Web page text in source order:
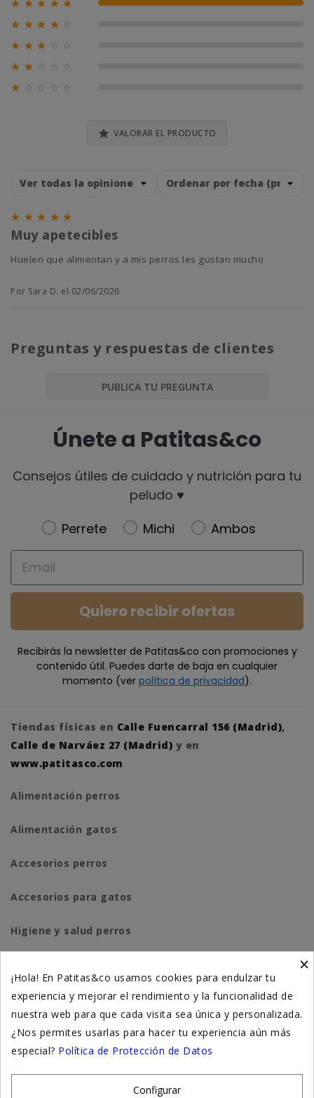
     100% (1)
   
  
 

 VALORAR EL PRODUCTO
    
Muy apetecibles
huelen que alimentan y a mis perros les gustan mucho
Por Sara D. el 02/06/2026
Preguntas y respuestas de clientes
PUBLICA TU PREGUNTA
Únete a Patitas&co
Consejos útiles de cuidado y nutrición para tu
peludo ♥️
Newsletter
Perrete Michi
Ambos
Email
Quiero recibir ofertas
Recibirás la newsletter de Patitas&co con promociones y
contenido útil. Puedes darte de baja en cualquier
momento (ver política de privacidad).
Tiendas físicas en Calle Fuencarral 156 (Madrid),
Calle de Narváez 27 (Madrid) y en
www.patitasco.com
Alimentación perros
Alimentación gatos
Accesorios perros
Accesorios para gatos
Higiene y salud perros
Suplementación natural
Otros
×
¡Hola! En Patitas&co usamos cookies para endulzar tu
experiencia y mejorar el rendimiento y la funcionalidad de
nuestra web para que cada visita sea única y personalizada.
¿Nos permites usarlas para hacer tu experiencia aún más
especial? Política de Protección de Datos
Configurar